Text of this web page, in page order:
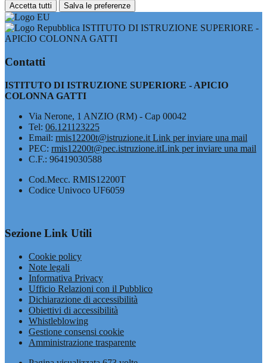
Accetta tutti Salva le preferenze
ISTITUTO DI ISTRUZIONE SUPERIORE -
APICIO COLONNA GATTI
Contatti
ISTITUTO DI ISTRUZIONE SUPERIORE - APICIO
COLONNA GATTI
Via Nerone, 1 ANZIO (RM) - Cap 00042
Tel: 06.121123225
Email: rmis12200t@istruzione.it Link per inviare una mail
PEC: rmis12200t@pec.istruzione.itLink per inviare una mail
C.F.: 96419030588
Cod.Mecc. RMIS12200T
Codice Univoco UF6059
Sezione Link Utili
Cookie policy
Note legali
Informativa Privacy
Ufficio Relazioni con il Pubblico
Dichiarazione di accessibilità
Obiettivi di accessibilità
Whistleblowing
Gestione consensi cookie
Amministrazione trasparente